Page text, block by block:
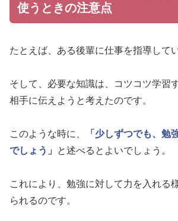
使うときの注意点
たとえば、ある後輩に仕事を指導して
そして、必要な知識は、コツコツ学習
相手に伝えようと考えたのです。
このような時に、
「少しずつでも、勉
でしょう」
と述べるとよいでしょう。
これにより、勉強に対して力を入れる
られるのです。